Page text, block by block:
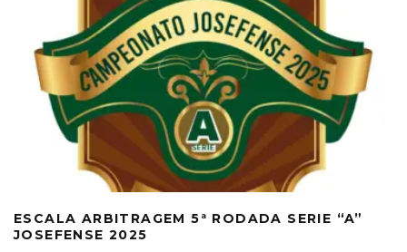
ESCALA ARBITRAGEM 5ª RODADA SERIE “A”
JOSEFENSE 2025